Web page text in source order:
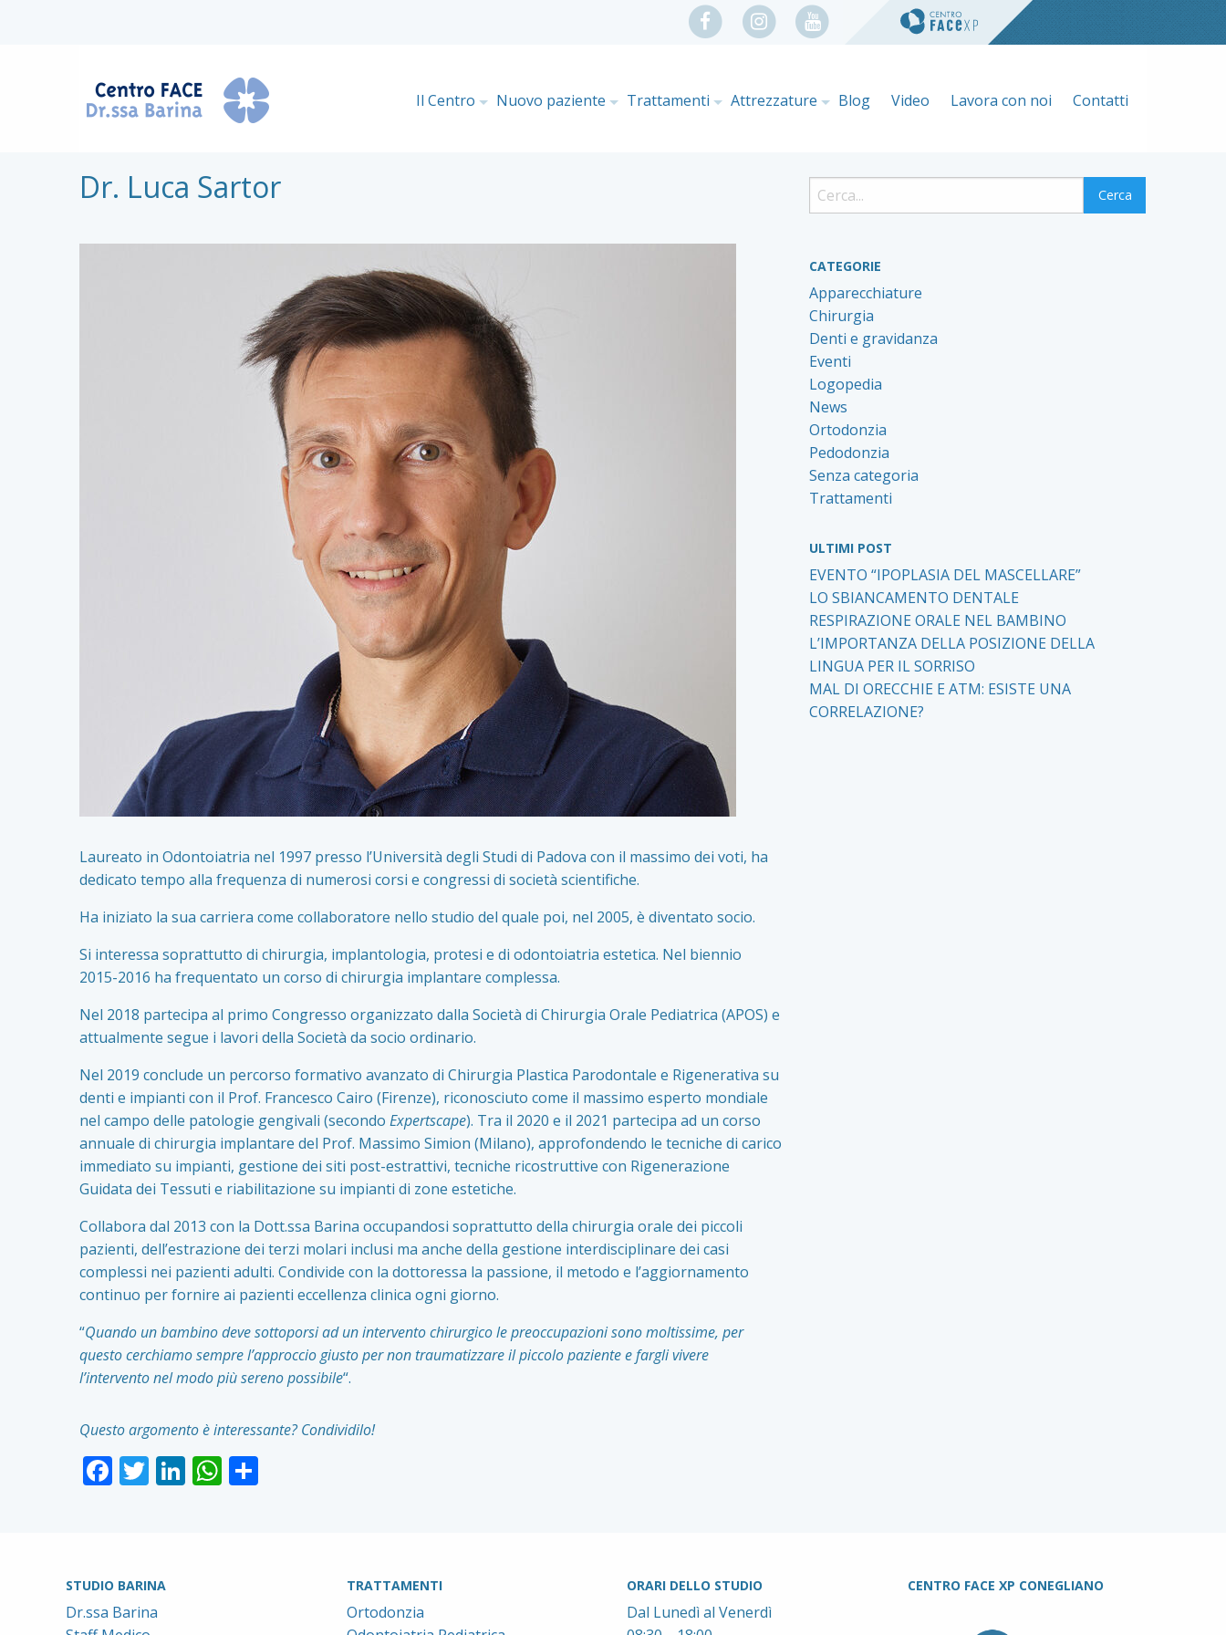
Il Centro Nuovo paziente Trattamenti Attrezzature Blog Video Lavora con noi Contatti
Dr. Luca Sartor
Laureato in Odontoiatria nel 1997 presso l’Università degli Studi di Padova con il massimo dei voti, ha
dedicato tempo alla frequenza di numerosi corsi e congressi di società scientifiche.
Ha iniziato la sua carriera come collaboratore nello studio del quale poi, nel 2005, è diventato socio.
Si interessa soprattutto di chirurgia, implantologia, protesi e di odontoiatria estetica. Nel biennio
2015-2016 ha frequentato un corso di chirurgia implantare complessa.
Nel 2018 partecipa al primo Congresso organizzato dalla Società di Chirurgia Orale Pediatrica (APOS) e
attualmente segue i lavori della Società da socio ordinario.
Nel 2019 conclude un percorso formativo avanzato di Chirurgia Plastica Parodontale e Rigenerativa su
denti e impianti con il Prof. Francesco Cairo (Firenze), riconosciuto come il massimo esperto mondiale
nel campo delle patologie gengivali (secondo Expertscape). Tra il 2020 e il 2021 partecipa ad un corso
annuale di chirurgia implantare del Prof. Massimo Simion (Milano), approfondendo le tecniche di carico
immediato su impianti, gestione dei siti post-estrattivi, tecniche ricostruttive con Rigenerazione
Guidata dei Tessuti e riabilitazione su impianti di zone estetiche.
Collabora dal 2013 con la Dott.ssa Barina occupandosi soprattutto della chirurgia orale dei piccoli
pazienti, dell’estrazione dei terzi molari inclusi ma anche della gestione interdisciplinare dei casi
complessi nei pazienti adulti. Condivide con la dottoressa la passione, il metodo e l’aggiornamento
continuo per fornire ai pazienti eccellenza clinica ogni giorno.
“Quando un bambino deve sottoporsi ad un intervento chirurgico le preoccupazioni sono moltissime, per
questo cerchiamo sempre l’approccio giusto per non traumatizzare il piccolo paziente e fargli vivere
l’intervento nel modo più sereno possibile“.
Questo argomento è interessante? Condividilo!
Facebook
Twitter
LinkedIn
WhatsApp
CATEGORIE
Apparecchiature
Chirurgia
Denti e gravidanza
Eventi
Logopedia
News
Ortodonzia
Pedodonzia
Senza categoria
Trattamenti
ULTIMI POST
EVENTO “IPOPLASIA DEL MASCELLARE”
LO SBIANCAMENTO DENTALE
RESPIRAZIONE ORALE NEL BAMBINO
L’IMPORTANZA DELLA POSIZIONE DELLA
LINGUA PER IL SORRISO
MAL DI ORECCHIE E ATM: ESISTE UNA
CORRELAZIONE?
STUDIO BARINA
Dr.ssa Barina
TRATTAMENTI
Ortodonzia
ORARI DELLO STUDIO
Dal Lunedì al Venerdì
CENTRO FACE XP CONEGLIANO